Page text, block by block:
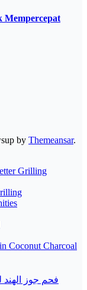
Mempercepat
by Themeansar.
Grilling
Coconut Charcoal
فحم جوز الهند